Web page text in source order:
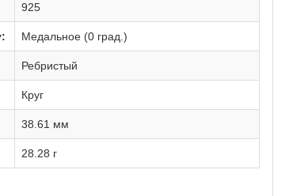
925
Медальное (0 град.)
Ребристый
Круг
38.61 мм
28.28 г